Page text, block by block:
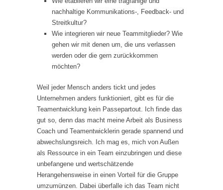
nachhaltige Kommunikations-, Feedback- und
Streitkultur?
Wie integrieren wir neue Teammitglieder? Wie
gehen wir mit denen um, die uns verlassen
werden oder die gern zurückkommen
möchten?
Weil jeder Mensch anders tickt und jedes
Unternehmen anders funktioniert, gibt es für die
Teamentwicklung kein Passepartout. Ich finde das
gut so, denn das macht meine Arbeit als Business
Coach und Teamentwicklerin gerade spannend und
abwechslungsreich. Ich mag es, mich von Außen
als Ressource in ein Team einzubringen und diese
unbefangene und wertschätzende
Herangehensweise in einen Vorteil für die Gruppe
umzumünzen. Dabei überfalle ich das Team nicht